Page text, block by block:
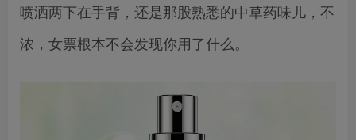
喷洒两下在手背，还是那股熟悉的中草药味儿，不
浓，女票根本不会发现你用了什么。